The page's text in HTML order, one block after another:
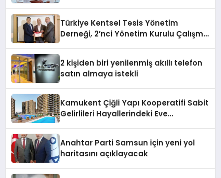
Türkiye Kentsel Tesis Yönetim
Derneği, 2’nci Yönetim Kurulu Çalışma
2 kişiden biri yenilenmiş akıllı telefon
satın almaya istekli
Kamukent Çiğli Yapı Kooperatifi Sabit
Gelirlileri Hayallerindeki Eve
Anahtar Parti Samsun için yeni yol
haritasını açıklayacak